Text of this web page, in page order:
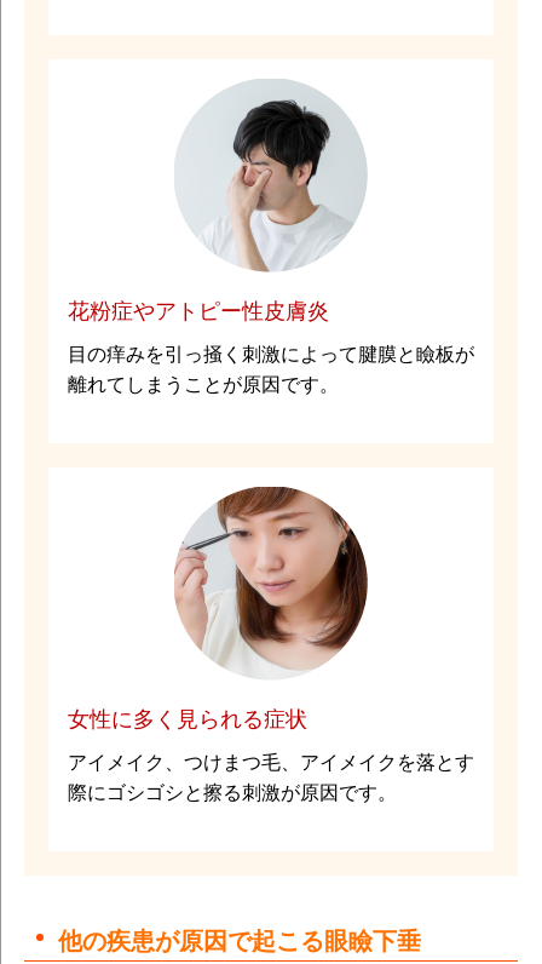
花粉症やアトピー性皮膚炎
目の痒みを引っ掻く刺激によって腱膜と瞼板が
離れてしまうことが原因です。
女性に多く見られる症状
アイメイク、つけまつ毛、アイメイクを落とす
際にゴシゴシと擦る刺激が原因です。
他の疾患が原因で起こる眼瞼下垂